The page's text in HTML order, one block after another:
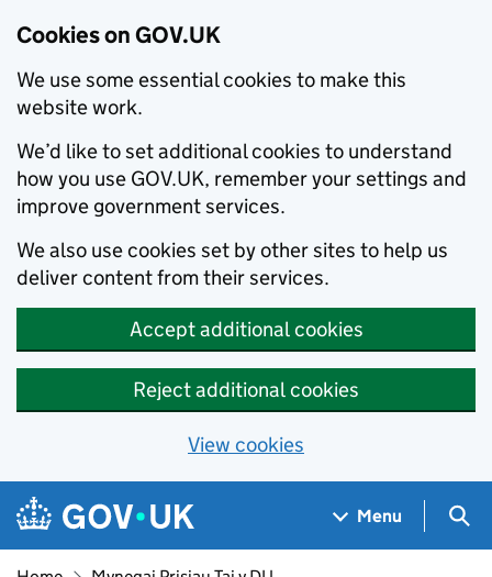
Cookies on GOV.UK
We use some essential cookies to make this
website work.
We’d like to set additional cookies to understand
how you use GOV.UK, remember your settings and
improve government services.
We also use cookies set by other sites to help us
deliver content from their services.
Accept additional cookies
Reject additional cookies
View cookies
Skip to main content
Navigation menu
Menu